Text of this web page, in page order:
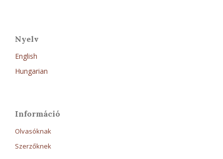
Nyelv
English
Hungarian
Információ
Olvasóknak
Szerzőknek